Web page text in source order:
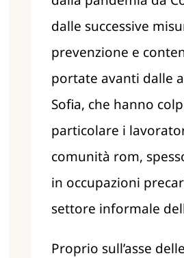
dalle successive
prevenzione e
portate avanti dalle
Sofia, che hanno
particolare i
comunità rom,
in occupazioni
settore informale
Proprio sull’asse delle